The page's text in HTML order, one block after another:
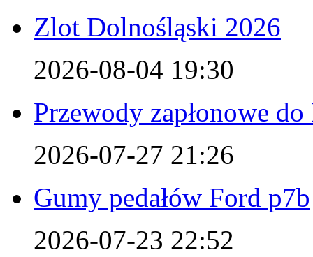
Zlot Dolnośląski 2026
2026-08-04 19:30
Przewody zapłonowe
2026-07-27 21:26
Gumy pedałów Ford p7b
2026-07-23 22:52